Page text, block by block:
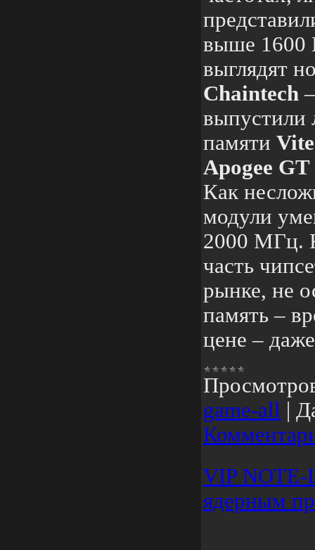
выше 1600
выглядят
Chaintech
выпустили
памяти
Apogee
Как
модули
2000 МГц.
часть
рынке, не
память –
цене –
game-all
VIP NOTE-
ядерным